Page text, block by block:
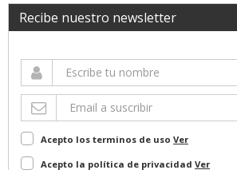
Recibe nuestro newsletter
Acepto los terminos de uso Ver
Acepto la política de privacidad Ver